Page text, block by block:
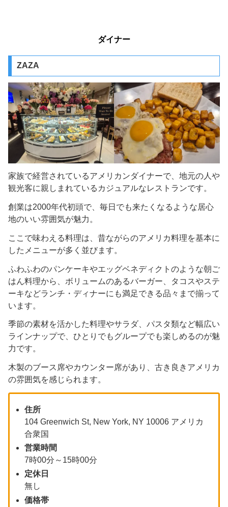
ダイナー
ZAZA
家族で経営されているアメリカンダイナーで、地元の人や
観光客に親しまれているカジュアルなレストランです。
創業は2000年代初頭で、毎日でも来たくなるような居心
地のいい雰囲気が魅力。
ここで味わえる料理は、昔ながらのアメリカ料理を基本に
したメニューが多く並びます。
ふわふわのパンケーキやエッグベネディクトのような朝ご
はん料理から、ボリュームのあるバーガー、タコスやステ
ーキなどランチ・ディナーにも満足できる品々まで揃って
います。
季節の素材を活かした料理やサラダ、パスタ類など幅広い
ラインナップで、ひとりでもグループでも楽しめるのが魅
力です。
木製のブース席やカウンター席があり、古き良きアメリカ
の雰囲気を感じられます。
住所
104 Greenwich St, New York, NY 10006 アメリカ
合衆国
営業時間
7時00分～15時00分
定休日
無し
価格帯